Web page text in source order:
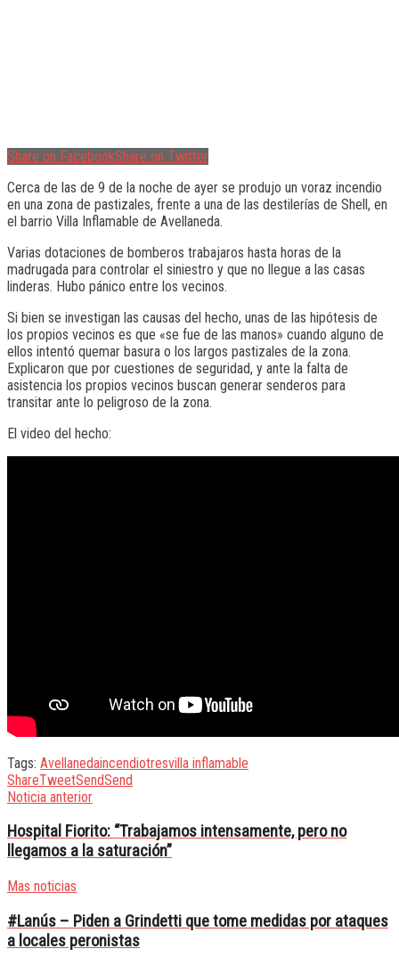
Share on FacebookShare on Twitter
Cerca de las de 9 de la noche de ayer se produjo un voraz incendio
en una zona de pastizales, frente a una de las destilerías de Shell, en
el barrio Villa Inflamable de Avellaneda.
Varias dotaciones de bomberos trabajaros hasta horas de la
madrugada para controlar el siniestro y que no llegue a las casas
linderas. Hubo pánico entre los vecinos.
Si bien se investigan las causas del hecho, unas de las hipótesis de
los propios vecinos es que «se fue de las manos» cuando alguno de
ellos intentó quemar basura o los largos pastizales de la zona.
Explicaron que por cuestiones de seguridad, y ante la falta de
asistencia los propios vecinos buscan generar senderos para
transitar ante lo peligroso de la zona.
El video del hecho:
Tags: Avellanedaincendiotresvilla inflamable
ShareTweetSendSend
Noticia anterior
Hospital Fiorito: “Trabajamos intensamente, pero no
llegamos a la saturación”
Mas noticias
#Lanús – Piden a Grindetti que tome medidas por ataques
a locales peronistas